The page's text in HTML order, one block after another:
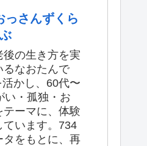
っさんずくら
ぶ
の生き方を実
るなおたんで
かし、60代〜
い・孤独・お
ーマに、体験
います。734
をもとに、再